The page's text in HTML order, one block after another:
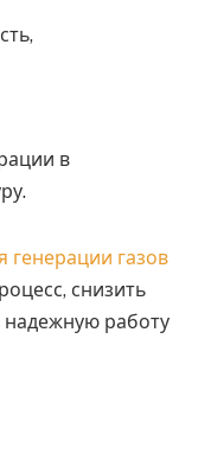
в
генерации газов
снизить
надежную работу